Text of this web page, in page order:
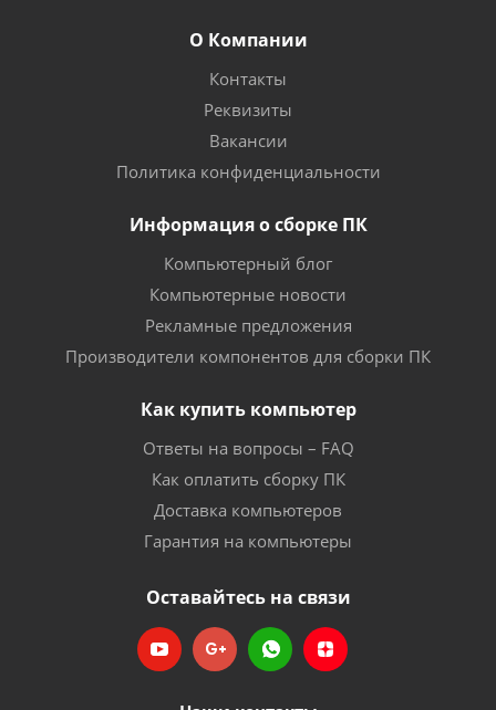
О Компании
Контакты
Реквизиты
Вакансии
Политика конфиденциальности
Информация о сборке ПК
Компьютерный блог
Компьютерные новости
Рекламные предложения
Производители компонентов для сборки ПК
Как купить компьютер
Ответы на вопросы – FAQ
Как оплатить сборку ПК
Доставка компьютеров
Гарантия на компьютеры
Оставайтесь на связи